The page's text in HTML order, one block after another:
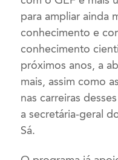
para ampliar ainda
conhecimento e
conhecimento
próximos anos, a
mais, assim como
nas carreiras
a secretária-geral
Sá.